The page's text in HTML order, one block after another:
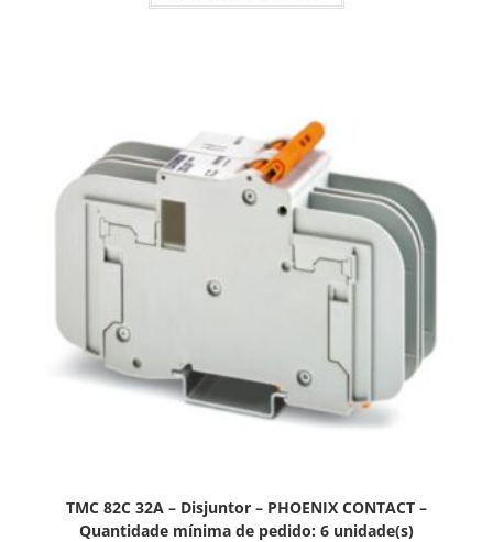
TMC 82C 32A – Disjuntor – PHOENIX CONTACT –
Quantidade mínima de pedido: 6 unidade(s)